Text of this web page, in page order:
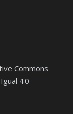
Commons
4.0